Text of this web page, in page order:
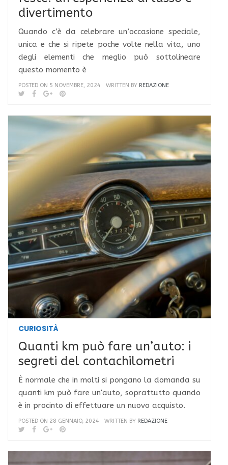
divertimento
Quando c’è da celebrare un’occasione speciale,
unica e che si ripete poche volte nella vita, uno
degli elementi che meglio può sottolineare
questo momento è
POSTED ON 5 NOVEMBRE, 2024 WRITTEN BY REDAZIONE
CURIOSITÀ
Quanti km può fare un’auto: i
segreti del contachilometri
È normale che in molti si pongano la domanda su
quanti km può fare un'auto, soprattutto quando
è in procinto di effettuare un nuovo acquisto.
POSTED ON 28 GENNAIO, 2024 WRITTEN BY REDAZIONE